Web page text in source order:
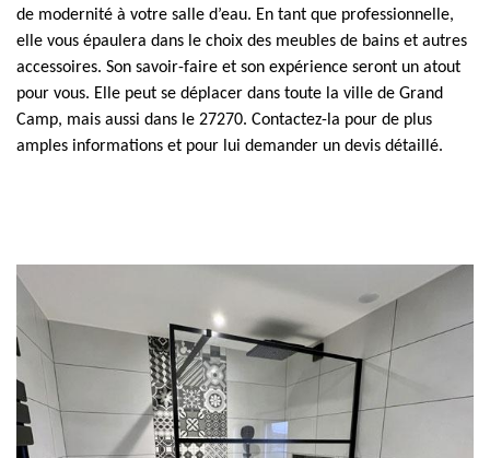
de modernité à votre salle d’eau. En tant que professionnelle,
elle vous épaulera dans le choix des meubles de bains et autres
accessoires. Son savoir-faire et son expérience seront un atout
pour vous. Elle peut se déplacer dans toute la ville de Grand
Camp, mais aussi dans le 27270. Contactez-la pour de plus
amples informations et pour lui demander un devis détaillé.